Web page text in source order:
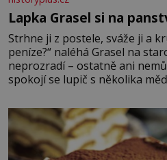
Lapka Grasel si na
Strhne ji z postele, sváže ji a
peníze?“ naléhá Grasel na
neprozradí – ostatně ani
spokojí se lupič s několika
krutý. Jeho činy budí hrůzu